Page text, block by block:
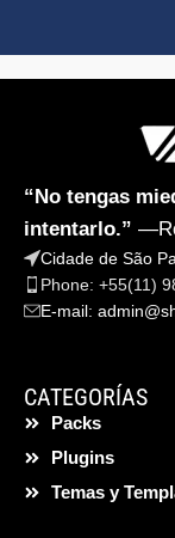
“No tengas
intentarlo.”
Cidade de São
Phone: +55(11)
E-mail:
CATEGORÍAS
Packs
Plugins
Temas y